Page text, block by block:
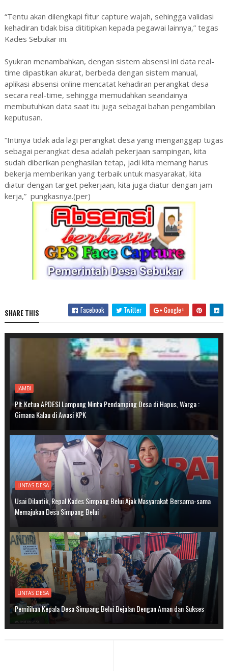
“Tentu akan dilengkapi fitur capture wajah, sehingga validasi
kehadiran tidak bisa dititipkan kepada pegawai lainnya,” tegas
Kades Sebukar ini.
Syukran menambahkan, dengan sistem absensi ini data real-
time dipastikan akurat, berbeda dengan sistem manual,
aplikasi absensi online mencatat kehadiran perangkat desa
secara real-time, sehingga memudahkan seandainya
membutuhkan data saat itu juga sebagai bahan pengambilan
keputusan.
“Intinya tidak ada lagi perangkat desa yang menganggap tugas
sebagai perangkat desa adalah pekerjaan sampingan, kita
sudah diberikan penghasilan tetap, jadi kita memang harus
bekerja memberikan yang terbaik untuk masyarakat, kita
diatur dengan target pekerjaan, kita juga diatur dengan jam
kerja,” pungkasnya.(per)
SHARE THIS Facebook Twitter Google+
JAMBI
Plt Ketua APDESI Lampung Minta Pendamping Desa di Hapus, Warga :
Gimana Kalau di Awasi KPK
LINTAS DESA
Usai Dilantik, Repal Kades Simpang Belui Ajak Masyarakat Bersama-sama
Memajukan Desa Simpang Belui
LINTAS DESA
Pemilihan Kepala Desa Simpang Belui Bejalan Dengan Aman dan Sukses